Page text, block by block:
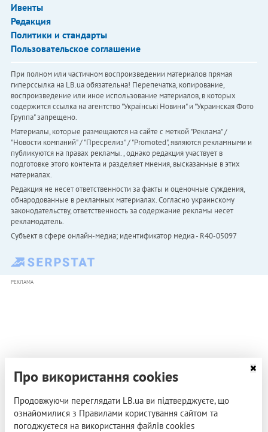
Ивенты
Редакция
Политики и стандарты
Пользовательское соглашение
При полном или частичном воспроизведении материалов прямая
гиперссылка на LB.ua обязательна! Перепечатка, копирование,
воспроизведение или иное использование материалов, в которых
содержится ссылка на агентство "Українськi Новини" и "Украинская Фото
Группа" запрещено.
Материалы, которые размещаются на сайте с меткой "Реклама" /
"Новости компаний" / "Пресрелиз" / "Promoted", являются рекламными и
публикуются на правах рекламы. , однако редакция участвует в
подготовке этого контента и разделяет мнения, высказанные в этих
материалах.
Редакция не несет ответственности за факты и оценочные суждения,
обнародованные в рекламных материалах. Согласно украинскому
законодательству, ответственность за содержание рекламы несет
рекламодатель.
Субъект в сфере онлайн-медиа; идентификатор медиа - R40-05097
РЕКЛАМА
Про використання cookies
Продовжуючи переглядати LB.ua ви підтверджуєте, що
ознайомилися з Правилами користування сайтом та
погоджуєтеся на використання файлів cookies